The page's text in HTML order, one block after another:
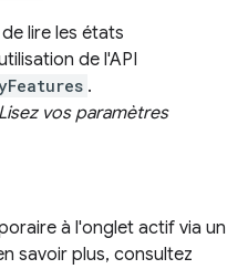
lire les états
de l'API
.
Lisez vos paramètres
à l'onglet actif via un
savoir plus, consultez